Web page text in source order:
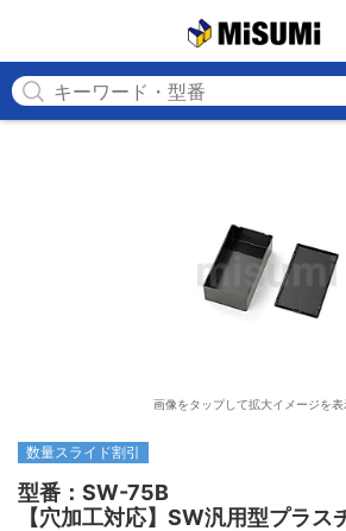
画像をタップして拡大イメージを表
数量スライド割引
型番：SW-75B
【穴加工対応】SW汎用型プラス